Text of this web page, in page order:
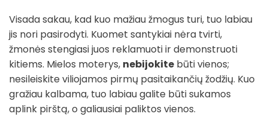
Visada sakau, kad kuo mažiau žmogus turi, tuo labiau
jis nori pasirodyti. Kuomet santykiai nėra tvirti,
žmonės stengiasi juos reklamuoti ir demonstruoti
kitiems. Mielos moterys, nebijokite būti vienos;
nesileiskite viliojamos pirmų pasitaikančių žodžių. Kuo
gražiau kalbama, tuo labiau galite būti sukamos
aplink pirštą, o galiausiai paliktos vienos.